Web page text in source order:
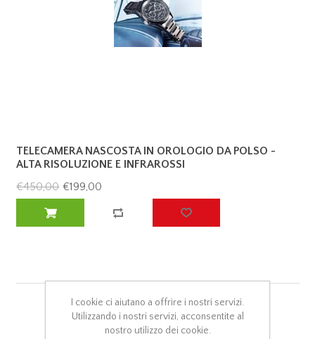
TELECAMERA NASCOSTA IN OROLOGIO DA POLSO -
ALTA RISOLUZIONE E INFRAROSSI
€450,00 €199,00
I cookie ci aiutano a offrire i nostri servizi.
Utilizzando i nostri servizi, acconsentite al
nostro utilizzo dei cookie.